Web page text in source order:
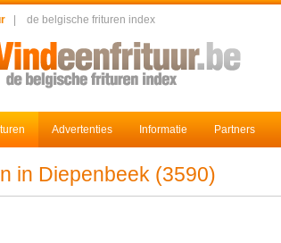
de belgische frituren index
Advertenties Informatie Partners
in Diepenbeek (3590)